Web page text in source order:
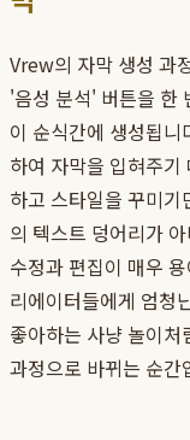
Vrew의 자막 생성 과
'음성 분석' 버튼을 한
이 순식간에 생성됩
하여 자막을 입혀주
하고 스타일을 꾸미
의 텍스트 덩어리가
수정과 편집이 매우
리에이터들에게 엄청
좋아하는 사냥 놀이
과정으로 바뀌는 순간